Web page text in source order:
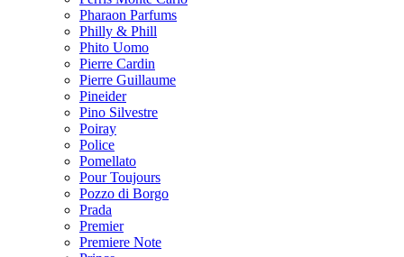
Pharaon Parfums
Philly & Phill
Phito Uomo
Pierre Cardin
Pierre Guillaume
Pineider
Pino Silvestre
Poiray
Police
Pomellato
Pour Toujours
Pozzo di Borgo
Prada
Premier
Premiere Note